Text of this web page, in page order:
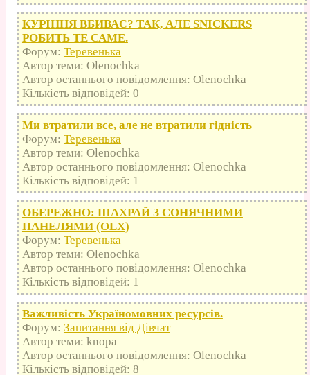
КУРІННЯ ВБИВАЄ? ТАК, АЛЕ SNICKERS
РОБИТЬ ТЕ САМЕ.
Форум: Теревенька
Автор теми: Olenochka
Автор останнього повідомлення: Olenochka
Кількість відповідей: 0
Ми втратили все, але не втратили гідність
Форум: Теревенька
Автор теми: Olenochka
Автор останнього повідомлення: Olenochka
Кількість відповідей: 1
ОБЕРЕЖНО: ШАХРАЙ З СОНЯЧНИМИ
ПАНЕЛЯМИ (OLX)
Форум: Теревенька
Автор теми: Olenochka
Автор останнього повідомлення: Olenochka
Кількість відповідей: 1
Важливість Україномовних ресурсів.
Форум: Запитання від Дівчат
Автор теми: knopa
Автор останнього повідомлення: Olenochka
Кількість відповідей: 8